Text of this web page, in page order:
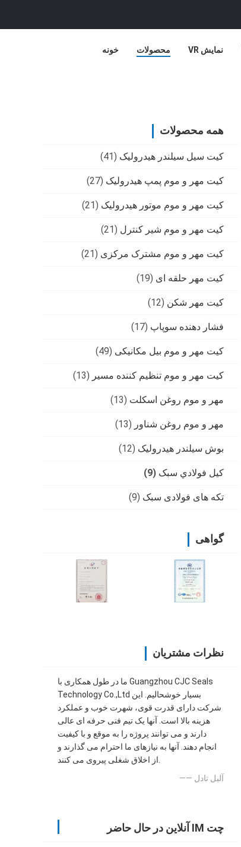
خونه محصولات نمایش VR
همه محصولات
کیت سیل سیلندر هیدرولیک (41)
کیت مهر و موم پمپ هیدرولیک (27)
کیت مهر و موم موتور هیدرولیک (21)
کیت مهر و موم شیر کنترل (21)
کیت مهر و موم مشترک مرکزی (21)
کیت مهر حلقه ای (19)
کیت مهر شکن (12)
فشار دهنده سوپاپ (17)
کیت مهر و موم بیل مکانیکی (49)
کیت مهر و موم تنظیم کننده مسیر (13)
مهر و موم روغن اسکلت (13)
مهر و موم روغن شناور (13)
بوش سیلندر هیدرولیک (12)
کيل فولادي سبک (9)
تکه های فولادی سبک (9)
گواهی
نظرات مشتریان
ما در طول همکاری با Guangzhou CJC Seals
Technology Co.,Ltd بسیار خوشحالیم. این
شرکت دارای قدرت قوی، شهرت خوب و عملکرد
هزینه بالا است. آنها یک تیم فنی حرفه ای عالی
دارند و می توانند پروژه را به موقع و با کیفیت
انجام دهند. آنها به نیازهای ما احترام می گذارند و
از اخلاق شغلی پیروی می کنند.
—— آلبل تادل
چت IM آنلاین در حال حاضر